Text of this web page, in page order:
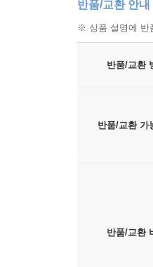
반품/교환 안내
※ 상품 설명에 반
반품/교환
반품/교환 가
반품/교환